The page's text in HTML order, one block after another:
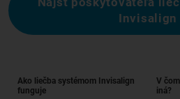
Invisalign
Ako liečba systémom Invisalign
funguje
V
iná?